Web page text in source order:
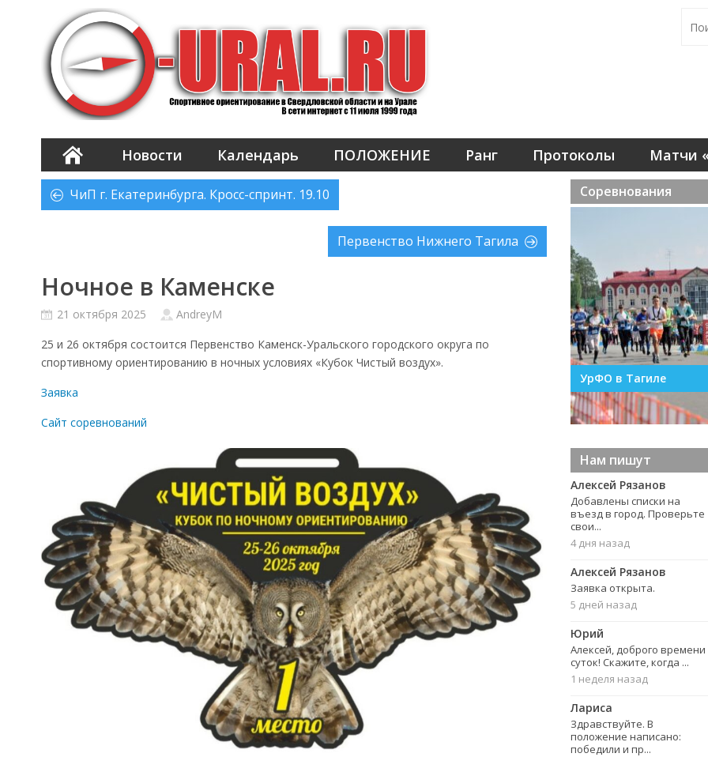
Новости Календарь ПОЛОЖЕНИЕ Ранг Протоколы Матчи
ЧиП г. Екатеринбурга. Кросс-спринт. 19.10
Первенство Нижнего Тагила
Ночное в Каменске
21 октября 2025
AndreyM
25 и 26 октября состоится Первенство Каменск-Уральского городского округа по
спортивному ориентированию в ночных условиях «Кубок Чистый воздух».
Заявка
Сайт соревнований
Соревнования
Урал — 2026
Нам пишут
Алексей Рязанов
Добавлены списки на
въезд в город. Проверьте
свои...
4 дня назад
Алексей Рязанов
Заявка открыта.
5 дней назад
Юрий
Алексей, доброго времени
суток! Скажите, когда ...
1 неделя назад
Лариса
Здравствуйте. В
положение написано:
победили и пр...